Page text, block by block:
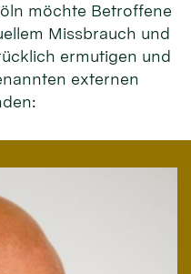
möchte Betroffene
Missbrauch und
ermutigen und
externen